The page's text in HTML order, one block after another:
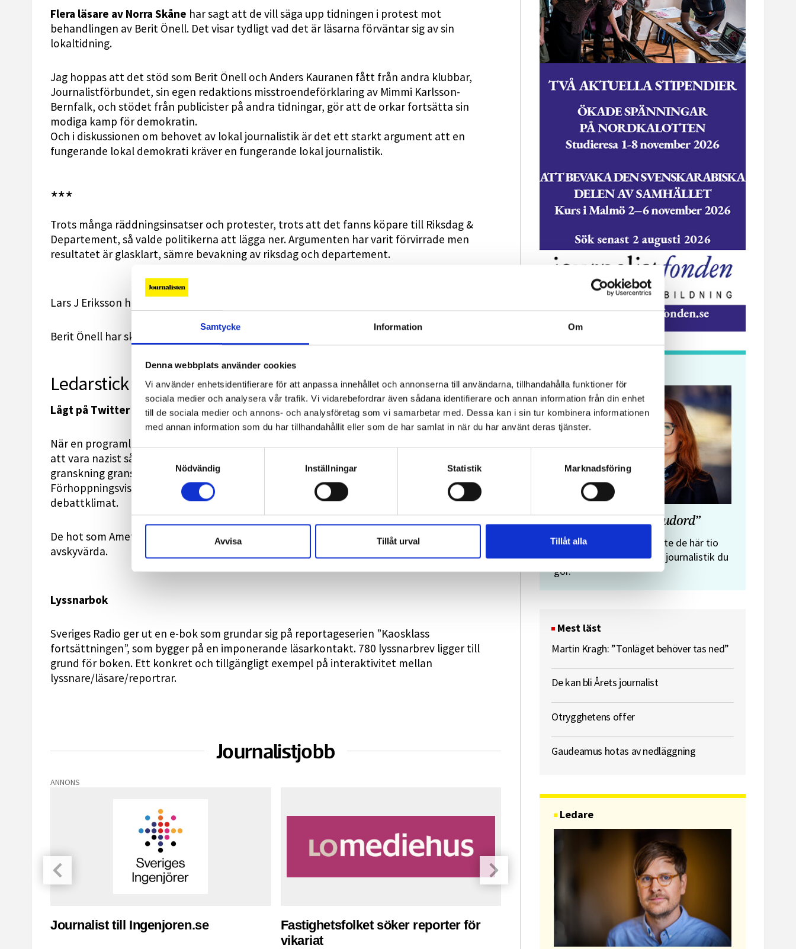
Samtycke Information Om
Denna webbplats använder cookies
Vi använder enhetsidentifierare för att anpassa innehållet och annonserna till användarna, tillhandahålla funktioner för
sociala medier och analysera vår trafik. Vi vidarebefordrar även sådana identifierare och annan information från din enhet
till de sociala medier och annons- och analysföretag som vi samarbetar med. Dessa kan i sin tur kombinera informationen
med annan information som du har tillhandahållit eller som de har samlat in när du har använt deras tjänster.
Samtyckesval
Nödvändig
Inställningar Statistik Marknadsföring
Avvisa Tillåt urval Tillåt alla
Flera läsare av Norra Skåne har sagt att de vill säga upp tidningen i protest mot
behandlingen av Berit Önell. Det visar tydligt vad det är läsarna förväntar sig av sin
lokaltidning.
Jag hoppas att det stöd som Berit Önell och Anders Kauranen fått från andra klubbar,
Journalistförbundet, sin egen redaktions misstroendeförklaring av Mimmi Karlsson-
Bernfalk, och stödet från publicister på andra tidningar, gör att de orkar fortsätta sin
modiga kamp för demokratin.
Och i diskussionen om behovet av lokal journalistik är det ett starkt argument att en
fungerande lokal demokrati kräver en fungerande lokal journalistik.
***
Trots många räddningsinsatser och protester, trots att det fanns köpare till Riksdag &
Departement, så valde politikerna att lägga ner. Argumenten har varit förvirrade men
resultatet är glasklart, sämre bevakning av riksdag och departement.
Lars J Eriksson har skrivit en replik på ledaren som vi publicerar
Berit Önell har skrivit ett svar på hans replik som vi publicerar
Ledarstick
Lågt på Twitter
När en programledare på Sveriges Radio på Twitter skyller SVT-reportern Jan Josefsson för
att vara nazist så är det oerhört. Ametist Azordegan var arg för det sätt på vilket Uppdrag
granskning granskat vänstervåldet. Debattklimatet nådde därmed nya lågvattennivåer.
Förhoppningsvis var detta den botten från vilken vi nu bara kan ta oss uppåt i
debattklimat.
De hot som Ametist Azordegan utsatts för efter sin tweet, är förstås också oerhörda och
avskyvärda.
Lyssnarbok
Sveriges Radio ger ut en e-bok som grundar sig på reportageserien ”Kaosklass
fortsättningen”, som bygger på en imponerande läsarkontakt. 780 lyssnarbrev ligger till
grund för boken. Ett konkret och tillgängligt exempel på interaktivitet mellan
lyssnare/läsare/reportrar.
Journalistjobb
ANNONS
Journalist till Ingenjoren.se
Fastighetsfolket söker reporter för
vikariat
Pressekreterare till Sidas
kommunikationsenhet
”Journalistens tio budord”
Malin Crona:
Följer du inte de här tio
budorden? Då är det inte journalistik du
gör.
Mest läst
Martin Kragh: ”Tonläget behöver tas ned”
De kan bli Årets journalist
Otrygghetens offer
Gaudeamus hotas av nedläggning
Ledare